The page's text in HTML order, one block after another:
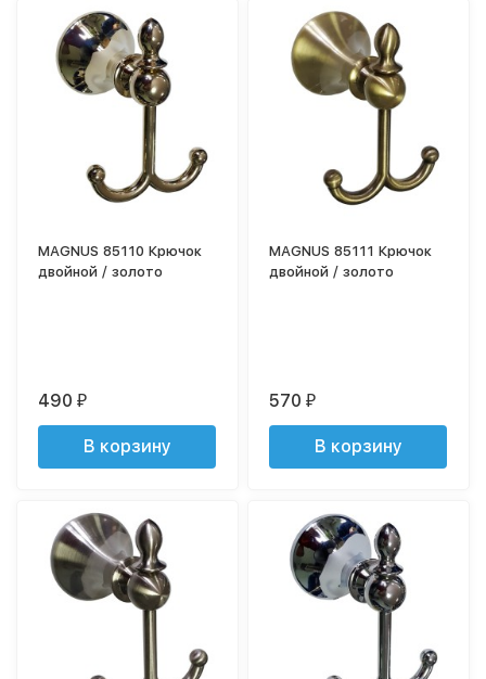
MAGNUS 85110 Крючок
двойной / золото
490₽
В корзину
MAGNUS 85111 Крючок
двойной / золото
570₽
В корзину